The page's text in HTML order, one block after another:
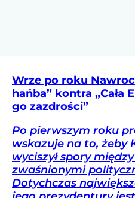
Wrze po roku
hańba” kontra „Cała
go zazdrości”
Po pierwszym roku
wskazuje na to, żeby
wyciszył spory
zwaśnionymi
Dotychczas